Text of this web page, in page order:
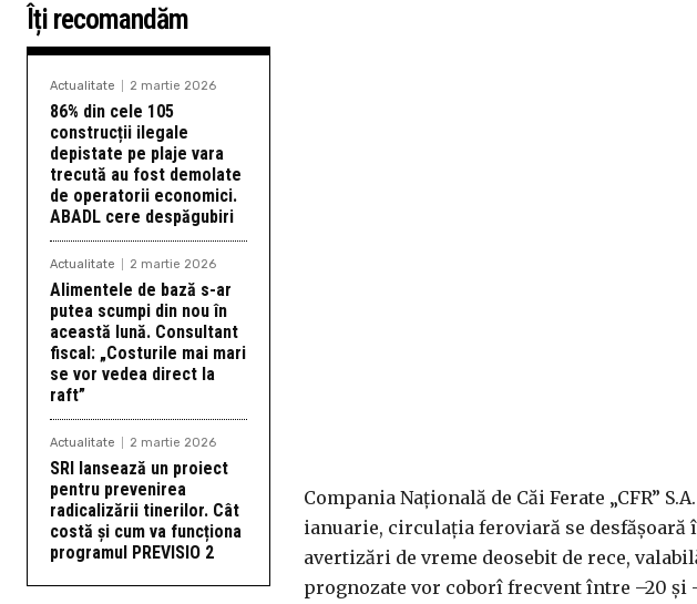
Îți recomandăm
Actualitate 2 martie 2026
86% din cele 105
construcții ilegale
depistate pe plaje vara
trecută au fost demolate
de operatorii economici.
ABADL cere despăgubiri
Actualitate 2 martie 2026
Alimentele de bază s-ar
putea scumpi din nou în
această lună. Consultant
fiscal: „Costurile mai mari
se vor vedea direct la
raft”
Actualitate 2 martie 2026
SRI lansează un proiect
pentru prevenirea
radicalizării tinerilor. Cât
costă și cum va funcționa
programul PREVISIO 2
Compania Naţională de Căi Ferate „CFR”
ianuarie, circulaţia feroviară se
avertizări de vreme deosebit de rece,
prognozate vor coborî frecvent între –20 şi